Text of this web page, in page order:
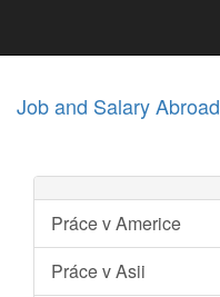
Job and Salary Abroad
Práce v Americe
Práce v Asii